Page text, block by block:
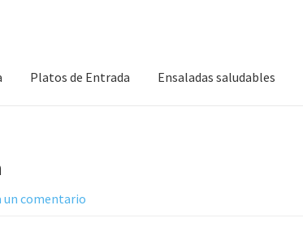
Platos de Entrada Ensaladas saludables
un comentario